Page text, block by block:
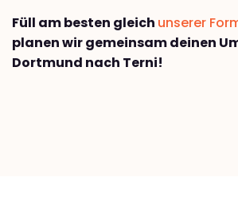
Füll am besten gleich unserer
planen wir gemeinsam deinen
Dortmund nach Terni!